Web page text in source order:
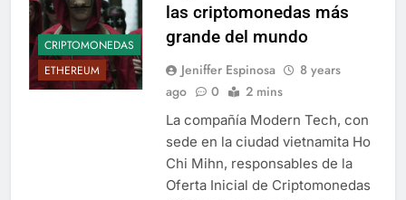
CRIPTOMONEDAS
ETHEREUM
las criptomonedas más
grande del mundo
Jeniffer Espinosa
8 years
ago
0 2 mins
La compañía Modern Tech, con
sede en la ciudad vietnamita Ho
Chi Mihn, responsables de la
Oferta Inicial de Criptomonedas